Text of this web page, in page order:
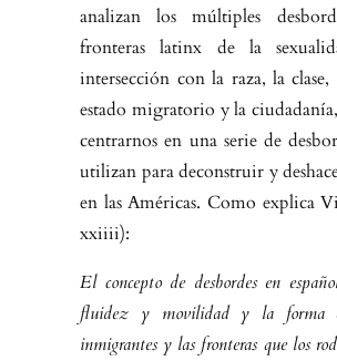
analizan los múltiples
fronteras latinx de la
intersección con la raza, la
estado migra­torio y la
centrarnos en una serie de
utilizan para deconstruir y
en las Américas. Como explica
xxiiii):
El concepto de desbordes en
fluidez y movilidad y la forma
inmigrantes y las fronteras que los